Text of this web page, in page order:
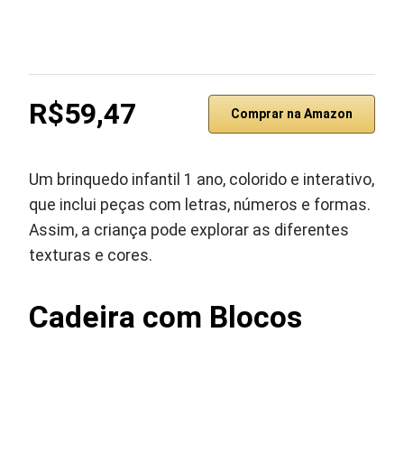
R$59,47 Comprar na Amazon
Um brinquedo infantil 1 ano, colorido e interativo,
que inclui peças com letras, números e formas.
Assim, a criança pode explorar as diferentes
texturas e cores.
Cadeira com Blocos